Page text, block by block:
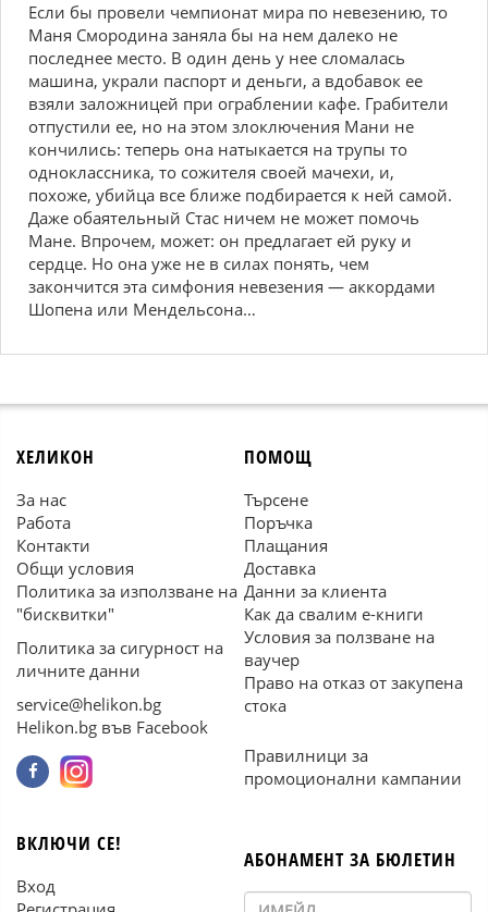
Если бы провели чемпионат мира по невезению, то
Маня Смородина заняла бы на нем далеко не
последнее место. В один день у нее сломалась
машина, украли паспорт и деньги, а вдобавок ее
взяли заложницей при ограблении кафе. Грабители
отпустили ее, но на этом злоключения Мани не
кончились: теперь она натыкается на трупы то
одноклассника, то сожителя своей мачехи, и,
похоже, убийца все ближе подбирается к ней самой.
Даже обаятельный Стас ничем не может помочь
Мане. Впрочем, может: он предлагает ей руку и
сердце. Но она уже не в силах понять, чем
закончится эта симфония невезения — аккордами
Шопена или Мендельсона…
ХЕЛИКОН
За нас
Работа
Контакти
Общи условия
Политика за използване на
"бисквитки"
Политика за сигурност на
личните данни
service@helikon.bg
Helikon.bg във Facebook
ПОМОЩ
Търсене
Поръчка
Плащания
Доставка
Данни за клиента
Как да свалим е-книги
Условия за ползване на
ваучер
Право на отказ от закупена
стока
Правилници за
промоционални кампании
ВКЛЮЧИ СЕ!
Вход
АБОНАМЕНТ ЗА БЮЛЕТИН